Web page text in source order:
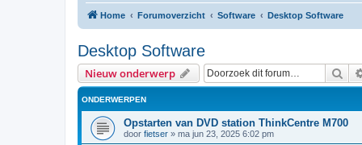
Home Forumoverzicht Software Desktop Software
Desktop Software
Nieuw onderwerp
ONDERWERPEN
Opstarten van DVD station ThinkCentre M700
door fietser » ma jun 23, 2025 6:02 pm